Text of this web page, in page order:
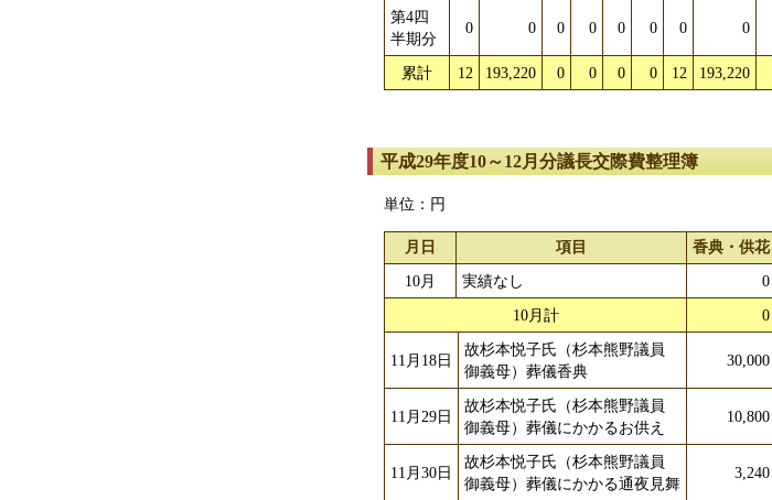
第4四
半期分
0 0 0 0 0 0 0 0
累計 12 193,220 0 0 0 0 12 193,220
平成29年度10～12月分議長交際費整理簿
単位：円
月日 項目 香典・供花
10月
実績なし 0
10月計
0
11月18日
故杉本悦子氏（杉本熊野議員
御義母）葬儀香典
30,000
11月29日
故杉本悦子氏（杉本熊野議員
御義母）葬儀にかかるお供え
10,800
11月30日
故杉本悦子氏（杉本熊野議員
御義母）葬儀にかかる通夜見舞
3,240